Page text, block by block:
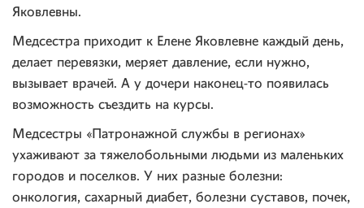
Яковлевны.
Медсестра приходит к Елене Яковлевне каждый день,
делает перевязки, меряет давление, если нужно,
вызывает врачей. А у дочери наконец-то появилась
возможность съездить на курсы.
Медсестры «Патронажной службы в регионах»
ухаживают за тяжелобольными людьми из маленьких
городов и поселков. У них разные болезни:
онкология, сахарный диабет, болезни суставов, почек,